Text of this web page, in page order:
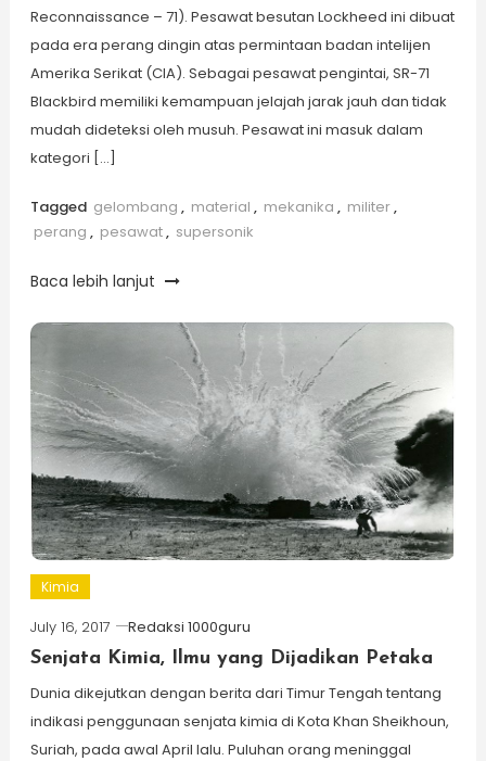
Reconnaissance – 71). Pesawat besutan Lockheed ini dibuat
pada era perang dingin atas permintaan badan intelijen
Amerika Serikat (CIA). Sebagai pesawat pengintai, SR-71
Blackbird memiliki kemampuan jelajah jarak jauh dan tidak
mudah dideteksi oleh musuh. Pesawat ini masuk dalam
kategori […]
Tagged gelombang , material , mekanika , militer,
perang , pesawat, supersonik
Baca lebih lanjut
Kimia
July 16, 2017
Redaksi 1000guru
Senjata Kimia, Ilmu yang Dijadikan Petaka
Dunia dikejutkan dengan berita dari Timur Tengah tentang
indikasi penggunaan senjata kimia di Kota Khan Sheikhoun,
Suriah, pada awal April lalu. Puluhan orang meninggal